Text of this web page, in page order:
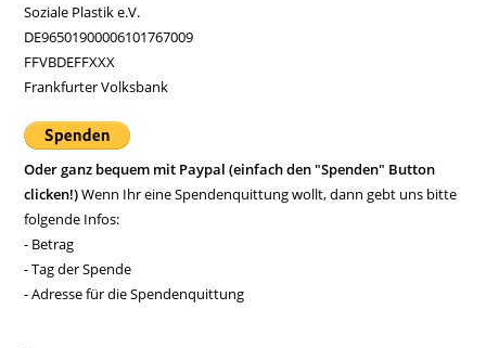
Soziale Plastik e.V.
DE96501900006101767009
FFVBDEFFXXX
Frankfurter Volksbank
Oder ganz bequem mit Paypal (einfach den "Spenden" Button
clicken!)Wenn Ihr eine Spendenquittung wollt, dann gebt uns bitte
folgende Infos:
- Betrag
- Tag der Spende
- Adresse für die Spendenquittung